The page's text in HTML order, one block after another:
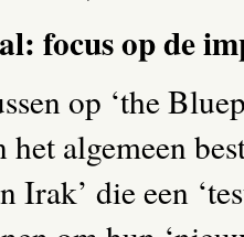
focus op de
op ‘the
algemeen
Irak’ die een